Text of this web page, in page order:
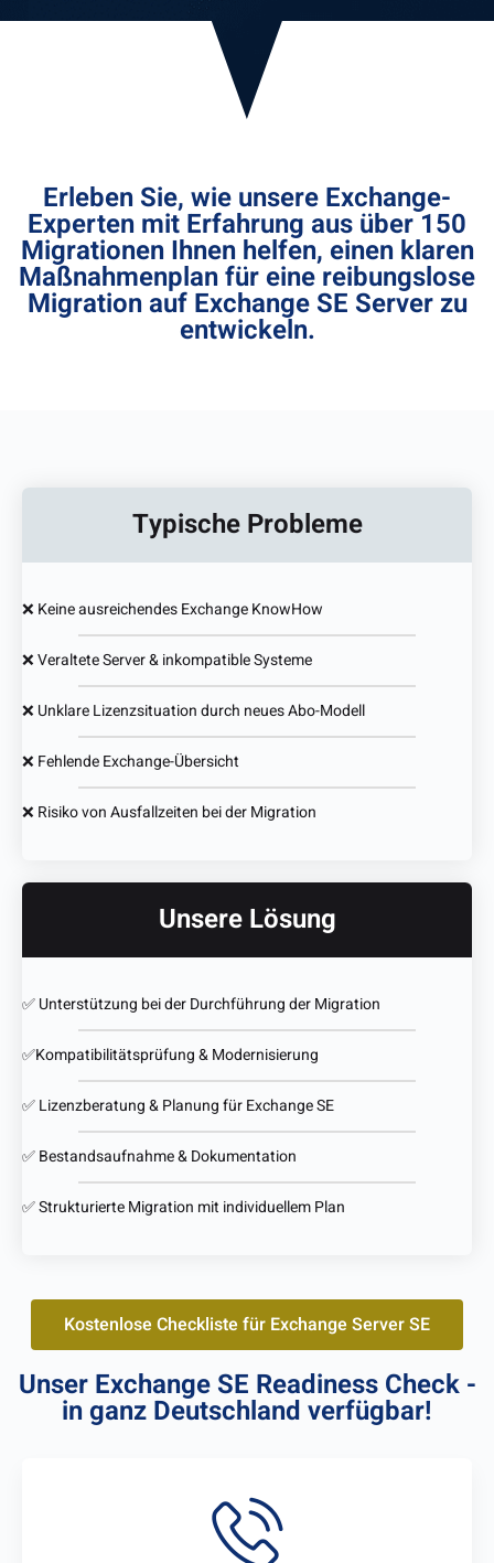
Erleben Sie, wie unsere Exchange-
Experten mit Erfahrung aus über 150
Migrationen Ihnen helfen, einen klaren
Maßnahmenplan für eine reibungslose
Migration auf Exchange SE Server zu
entwickeln.
Typische Probleme
❌ Keine ausreichendes Exchange KnowHow
❌ Veraltete Server & inkompatible Systeme
❌ Unklare Lizenzsituation durch neues Abo-Modell
❌ Fehlende Exchange-Übersicht
❌ Risiko von Ausfallzeiten bei der Migration
Unsere Lösung
✅ Unterstützung bei der Durchführung der Migration
✅Kompatibilitätsprüfung & Modernisierung
✅ Lizenzberatung & Planung für Exchange SE
✅ Bestandsaufnahme & Dokumentation
✅ Strukturierte Migration mit individuellem Plan
Kostenlose Checkliste für Exchange Server SE
Unser Exchange SE Readiness Check -
in ganz Deutschland verfügbar!